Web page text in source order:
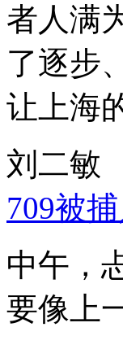
者人满
了逐步
让上海
刘二敏
709被
中午，
要像上